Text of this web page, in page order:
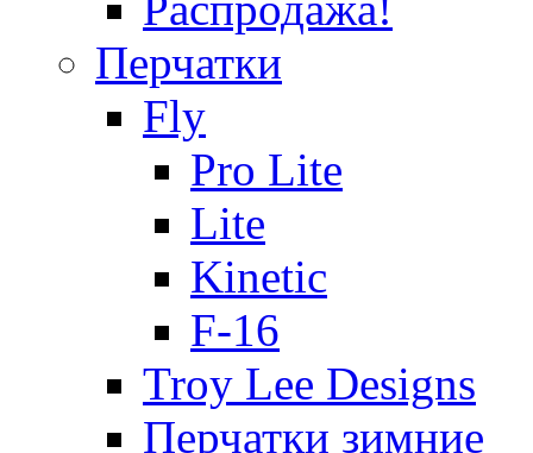
Перчатки
Fly
Pro Lite
Lite
Kinetic
F-16
Troy Lee Designs
Перчатки зимние